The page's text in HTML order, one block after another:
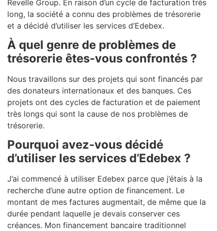
Revelle Group. En raison d’un cycle de facturation très
long, la société a connu des problèmes de trésorerie
et a décidé d’utiliser les services d’Edebex.
À quel genre de problèmes de
trésorerie êtes-vous confrontés ?
Nous travaillons sur des projets qui sont financés par
des donateurs internationaux et des banques. Ces
projets ont des cycles de facturation et de paiement
très longs qui sont la cause de nos problèmes de
trésorerie.
Pourquoi avez-vous décidé
d’utiliser les services d’Edebex ?
J’ai commencé à utiliser Edebex parce que j’étais à la
recherche d’une autre option de financement. Le
montant de mes factures augmentait, de même que la
durée pendant laquelle je devais conserver ces
créances. Mon financement bancaire traditionnel